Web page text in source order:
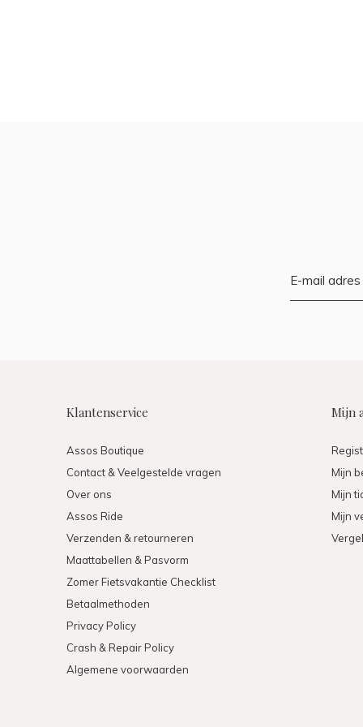
Klantenservice
Assos Boutique
Contact & Veelgestelde vragen
Over ons
Assos Ride
Verzenden & retourneren
Maattabellen & Pasvorm
Zomer Fietsvakantie Checklist
Betaalmethoden
Privacy Policy
Crash & Repair Policy
Algemene voorwaarden
Mijn
Mijn
Mijn
Mijn